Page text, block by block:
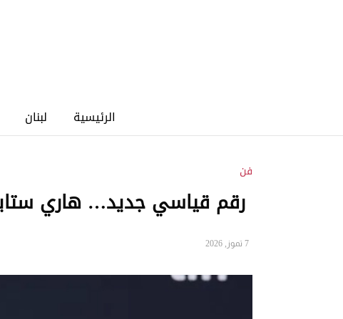
الرئيسية لبنان
فن
رقم قياسي جديد… هاري
7 تموز, 2026